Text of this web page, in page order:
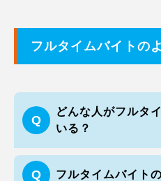
フルタイムバイトの
どんな人がフルタ
いる？
フルタイムバイト